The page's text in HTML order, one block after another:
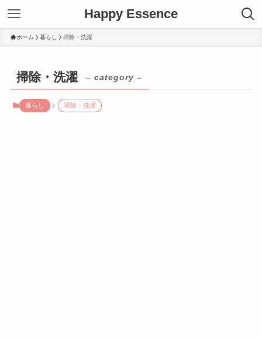
Happy Essence
ホーム 暮らし 掃除・洗濯
掃除・洗濯 – category –
暮らし 掃除・洗濯